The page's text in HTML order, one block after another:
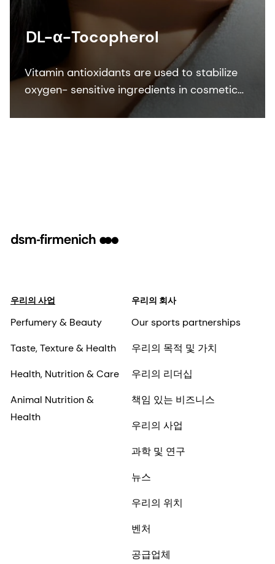
DL-α-Tocopherol
Vitamin antioxidants are used to stabilize
oxygen- sensitive ingredients in cosmetic
formulations. DL-α-Tocopherol protects
우리의 사업
Perfumery & Beauty
Taste, Texture & Health
Health, Nutrition & Care
Animal Nutrition &
Health
우리의 회사
Our sports partnerships
우리의 목적 및 가치
우리의 리더십
책임 있는 비즈니스
우리의 사업
과학 및 연구
뉴스
우리의 위치
벤처
공급업체